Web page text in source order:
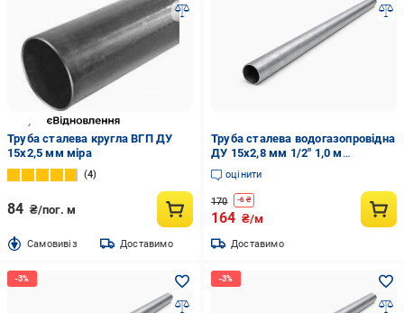
Труба сталева кругла ВГП ДУ
15x2,5 мм міра
4
84 ₴/пог. м
Cамовивіз Доставимо
Труба сталева водогазопровідна
ДУ 15х2,8 мм 1/2" 1,0 м
(741965855)
оцінити
170 -6₴
164 ₴/м
Доставимо